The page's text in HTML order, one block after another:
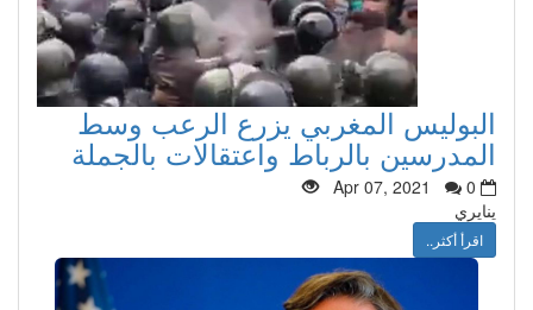
البوليس المغربي يزرع الرعب وسط
المدرسين بالرباط واعتقالات بالجملة
Apr 07, 2021
0
ينايري
اقرأ أكثر..